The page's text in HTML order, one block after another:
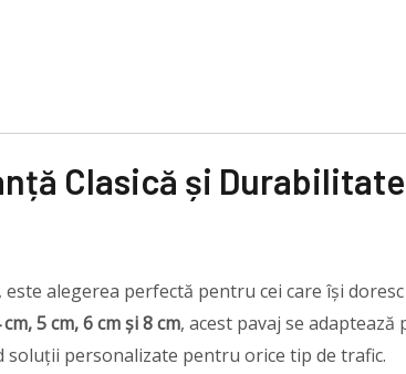
Clasică și
este alegerea perfectă pentru cei care își
cm, 5 cm, 6 cm și 8 cm, acest pavaj se
soluții personalizate pentru orice tip de trafic.